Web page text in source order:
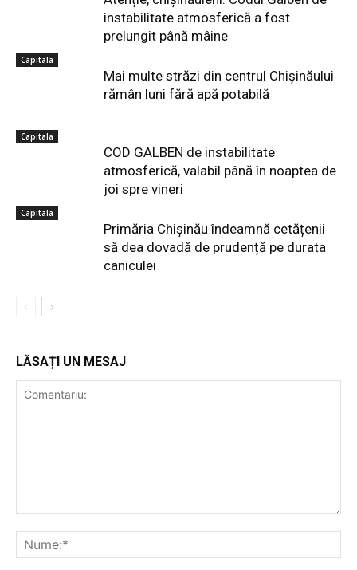
instabilitate atmosferică a fost
prelungit până mâine
Capitala
Mai multe străzi din centrul Chișinăului
rămân luni fără apă potabilă
Capitala
COD GALBEN de instabilitate
atmosferică, valabil până în noaptea de
joi spre vineri
Capitala
Primăria Chișinău îndeamnă cetățenii
să dea dovadă de prudență pe durata
caniculei
LĂSAȚI UN MESAJ